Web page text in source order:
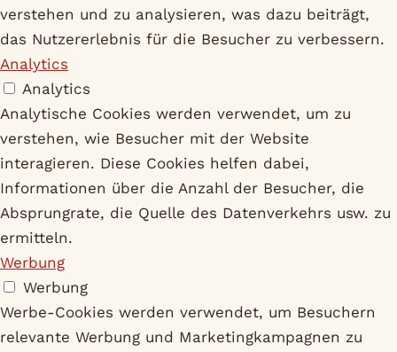
verstehen und zu analysieren, was dazu beiträgt,
das Nutzererlebnis für die Besucher zu verbessern.
Analytics
Analytics
Analytische Cookies werden verwendet, um zu
verstehen, wie Besucher mit der Website
interagieren. Diese Cookies helfen dabei,
Informationen über die Anzahl der Besucher, die
Absprungrate, die Quelle des Datenverkehrs usw. zu
ermitteln.
Werbung
Werbung
Werbe-Cookies werden verwendet, um Besuchern
relevante Werbung und Marketingkampagnen zu